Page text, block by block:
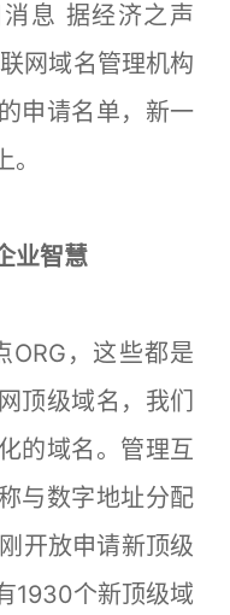
息 据经济之声
网域名管理机构
申请名单，新一
业智慧
，这些都是
顶级域名，我们
的域名。管理互
与数字地址分配
开放申请新顶级
1930个新顶级域